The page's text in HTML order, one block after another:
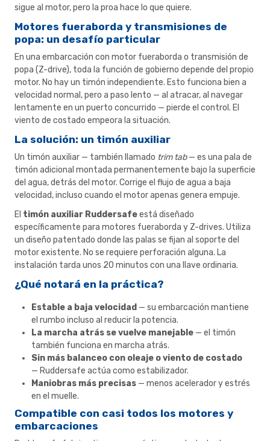
sigue al motor, pero la proa hace lo que quiere.
Motores fueraborda y transmisiones de
popa: un desafío particular
En una embarcación con motor fueraborda o transmisión de
popa (Z-drive), toda la función de gobierno depende del propio
motor. No hay un timón independiente. Esto funciona bien a
velocidad normal, pero a paso lento — al atracar, al navegar
lentamente en un puerto concurrido — pierde el control. El
viento de costado empeora la situación.
La solución: un timón auxiliar
Un timón auxiliar — también llamado trim tab— es una pala de
timón adicional montada permanentemente bajo la superficie
del agua, detrás del motor. Corrige el flujo de agua a baja
velocidad, incluso cuando el motor apenas genera empuje.
El timón auxiliar Ruddersafeestá diseñado
específicamente para motores fueraborda y Z-drives. Utiliza
un diseño patentado donde las palas se fijan al soporte del
motor existente. No se requiere perforación alguna. La
instalación tarda unos 20 minutos con una llave ordinaria.
¿Qué notará en la práctica?
Estable a baja velocidad — su embarcación mantiene
el rumbo incluso al reducir la potencia.
La marcha atrás se vuelve manejable — el timón
también funciona en marcha atrás.
Sin más balanceo con oleaje o viento de costado
— Ruddersafe actúa como estabilizador.
Maniobras más precisas — menos acelerador y estrés
en el muelle.
Compatible con casi todos los motores y
embarcaciones